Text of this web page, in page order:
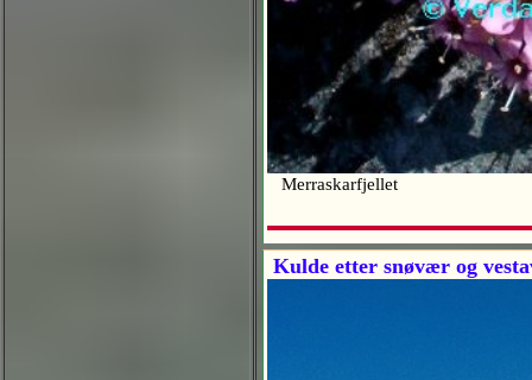
Merraskarfjellet
Kulde etter snøvær og